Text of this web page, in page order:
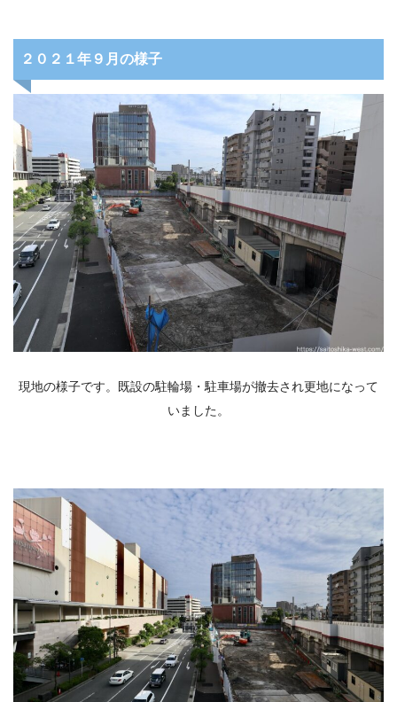
２０２１年９月の様子
現地の様子です。既設の駐輪場・駐車場が撤去され更地になって
いました。